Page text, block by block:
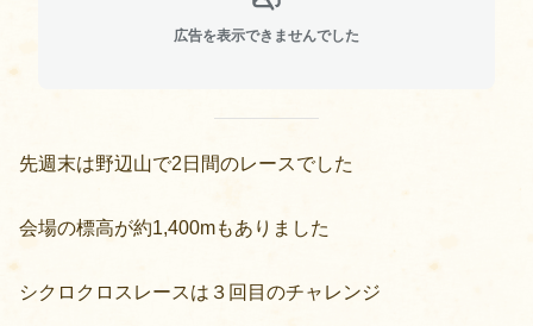
広告を表示できませんでした
先週末は野辺山で2日間のレースでした
会場の標高が約1,400mもありました
シクロクロスレースは３回目のチャレンジ